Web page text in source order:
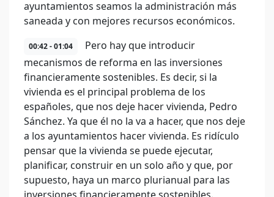
ayuntamientos seamos la administración más
saneada y con mejores recursos económicos.
00:42 - 01:04
Pero hay que introducir
mecanismos de reforma en las inversiones
financieramente sostenibles. Es decir, si la
vivienda es el principal problema de los
españoles, que nos deje hacer vivienda, Pedro
Sánchez. Ya que él no la va a hacer, que nos deje
a los ayuntamientos hacer vivienda. Es ridículo
pensar que la vivienda se puede ejecutar,
planificar, construir en un solo año y que, por
supuesto, haya un marco plurianual para las